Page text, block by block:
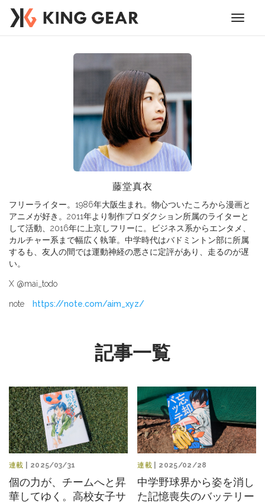
Toggle
藤堂真衣
フリーライター。1986年大阪生まれ。物心ついたころから漫画と
アニメが好き。2011年より制作プロダクション所属のライターと
して活動、2016年に上京しフリーに。ビジネス系からエンタメ、
カルチャー系まで幅広く執筆。中学時代はバドミントン部に所属
するも、友人の間では運動神経の悪さに定評があり、走るのが遅
い。
X @mai_todo
note https://note.com/aim_xyz/
記事一覧
連載 | 2025/03/31
個の力が、チームへと昇
華してゆく。高校女子サ
連載 | 2025/02/28
中学野球界から姿を消し
た記憶喪失のバッテリー